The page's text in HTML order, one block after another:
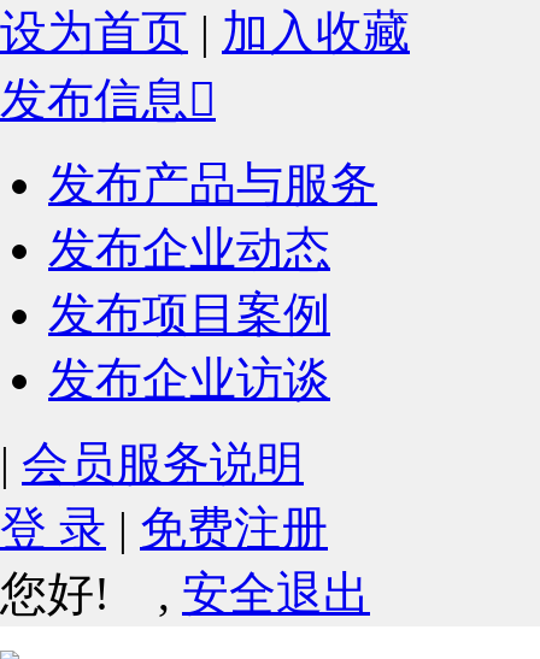
设为首页 | 加入收藏
发布信息
发布产品与服务
发布企业动态
发布项目案例
发布企业访谈
| 会员服务说明
登 录 | 免费注册
您好!
, 安全退出